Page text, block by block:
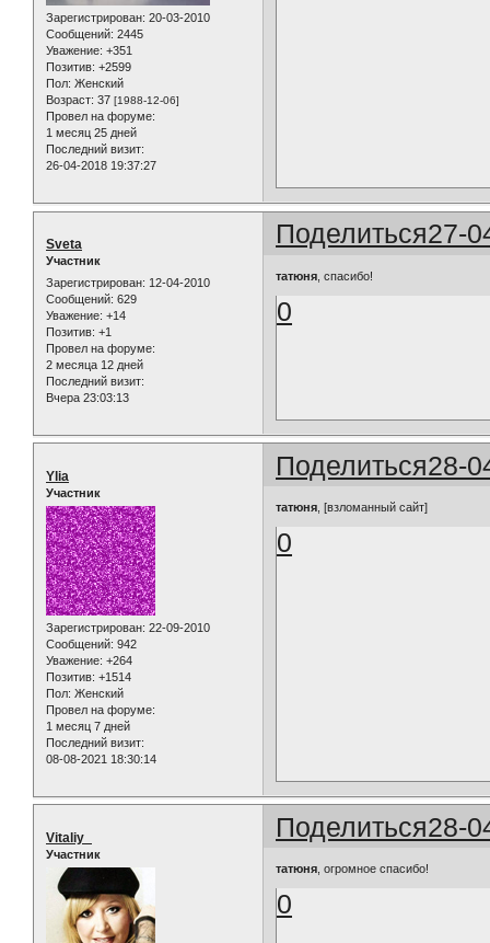
Зарегистрирован: 20-03-2010
Сообщений: 2445
Уважение: +351
Позитив: +2599
Пол: Женский
Возраст: 37 [1988-12-06]
Провел на форуме:
1 месяц 25 дней
Последний визит:
26-04-2018 19:37:27
Поделиться27-
Sveta
Участник
Зарегистрирован: 12-04-2010
Сообщений: 629
Уважение: +14
Позитив: +1
Провел на форуме:
2 месяца 12 дней
Последний визит:
Вчера 23:03:13
татюня , спасибо!
0
Поделиться28-
Ylia
Участник
Зарегистрирован: 22-09-2010
Сообщений: 942
Уважение: +264
Позитив: +1514
Пол: Женский
Провел на форуме:
1 месяц 7 дней
Последний визит:
08-08-2021 18:30:14
татюня , [взломанный сайт]
0
Поделиться28-
Vitaliy_
Участник
татюня, огромное спасибо!
0